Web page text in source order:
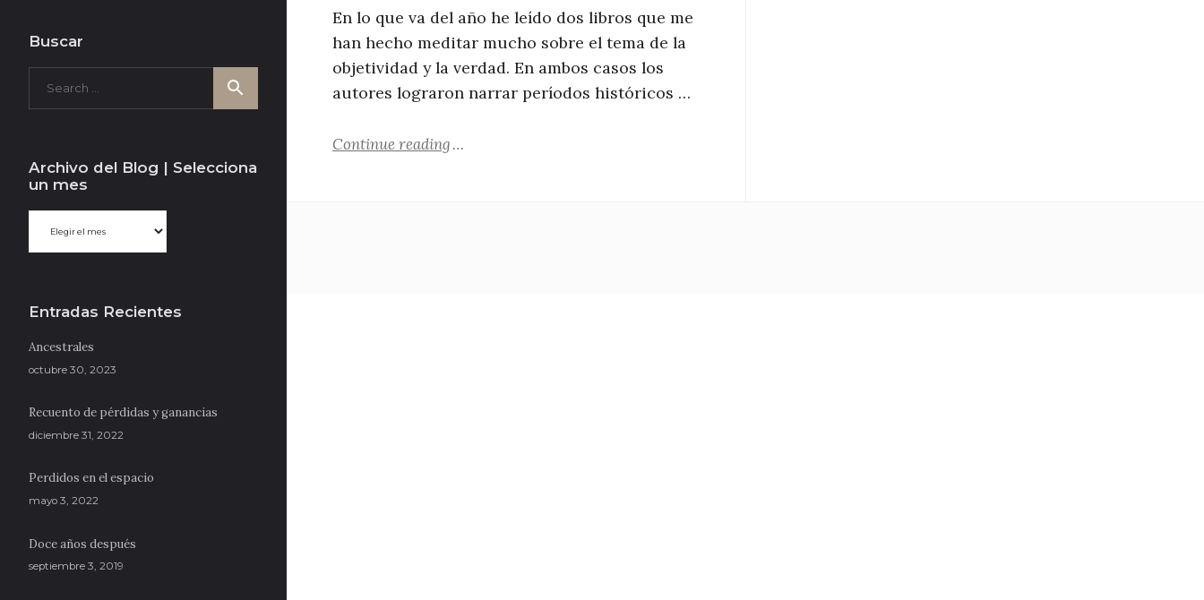
Buscar
for:
Archivo del Blog | Selecciona
un mes
|
Entradas Recientes
Ancestrales
octubre 30, 2023
Recuento de pérdidas y ganancias
diciembre 31, 2022
Perdidos en el espacio
mayo 3, 2022
Doce años después
septiembre 3, 2019
En lo que va del año he leído dos libros que me
han hecho meditar mucho sobre el tema de la
objetividad y la verdad. En ambos casos los
autores lograron narrar períodos históricos …
Continue reading"En busca de la objetividad y la verdad"